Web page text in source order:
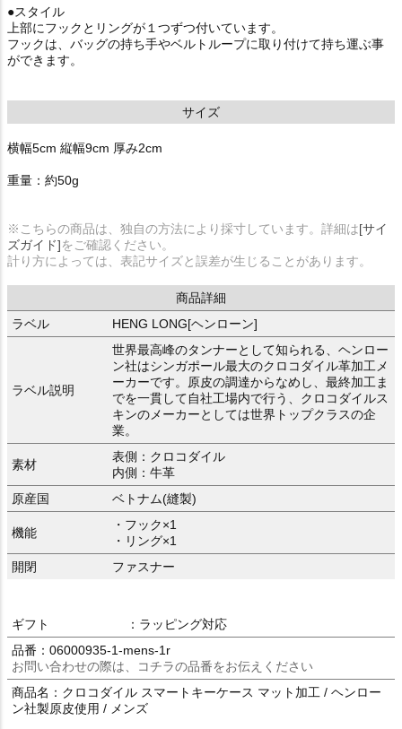
●スタイル
上部にフックとリングが１つずつ付いています。
フックは、バッグの持ち手やベルトループに取り付けて持ち運ぶ事
ができます。
サイズ
横幅5cm 縦幅9cm 厚み2cm
重量：約50g
※こちらの商品は、独自の方法により採寸しています。詳細は[サイ
ズガイド]をご確認ください。
計り方によっては、表記サイズと誤差が生じることがあります。
商品詳細
ラベル
HENG LONG[ヘンローン]
ラベル説明
世界最高峰のタンナーとして知られる、ヘンロー
ン社はシンガポール最大のクロコダイル革加工メ
ーカーです。原皮の調達からなめし、最終加工ま
でを一貫して自社工場内で行う、クロコダイルス
キンのメーカーとしては世界トップクラスの企
業。
素材
表側：クロコダイル
内側：牛革
原産国
ベトナム(縫製)
機能
・フック×1
・リング×1
開閉
ファスナー
ギフト
：ラッピング対応
品番：06000935-1-mens-1r
お問い合わせの際は、コチラの品番をお伝えください
商品名：クロコダイル スマートキーケース マット加工 / ヘンロー
ン社製原皮使用 / メンズ